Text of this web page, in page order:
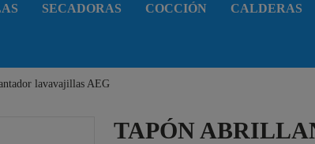
SECADORAS COCCIÓN CALDERAS
lavavajillas AEG
TAPÓN